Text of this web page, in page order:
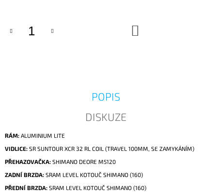
POPIS
DISKUZE
RÁM: ALUMINIUM LITE
VIDLICE: SR SUNTOUR XCR 32 RL COIL (TRAVEL 100MM, SE ZAMYKÁNÍM)
PŘEHAZOVAČKA: SHIMANO DEORE M5120
ZADNÍ BRZDA: SRAM LEVEL KOTOUČ SHIMANO (160)
PŘEDNÍ BRZDA: SRAM LEVEL KOTOUČ SHIMANO (160)